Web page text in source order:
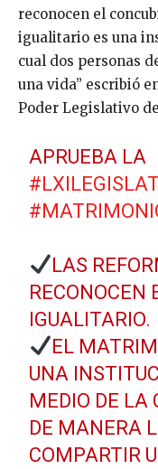
reconocen el
igualitario es una
cual dos personas
una vida” escribió
Poder Legislativo
APRUEBA LA
LAS
RECONOCEN
IGUALITARIO.
EL
UNA
MEDIO DE LA
DE MANERA
COMPARTIR